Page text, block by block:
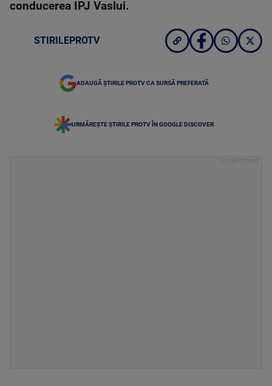
conducerea IPJ Vaslui.
STIRILEPROTV
ADAUGĂ ȘTIRILE PROTV CA SURSĂ PREFERATĂ
URMĂREȘTE ȘTIRILE PROTV ÎN GOOGLE DISCOVER